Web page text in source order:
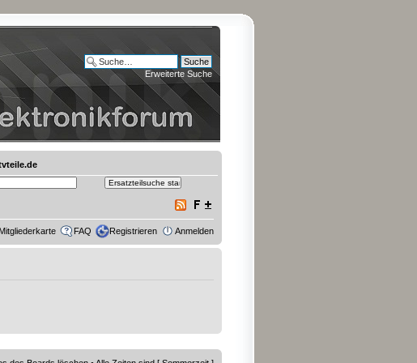
Erweiterte Suche
Mitgliederkarte FAQ Registrieren Anmelden